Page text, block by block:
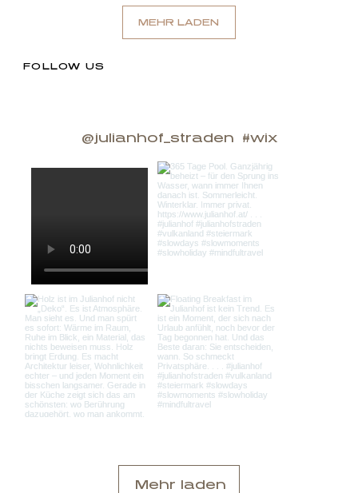
MEHR LADEN
FOLLOW US
#wix
@julianhof_straden
Mehr laden